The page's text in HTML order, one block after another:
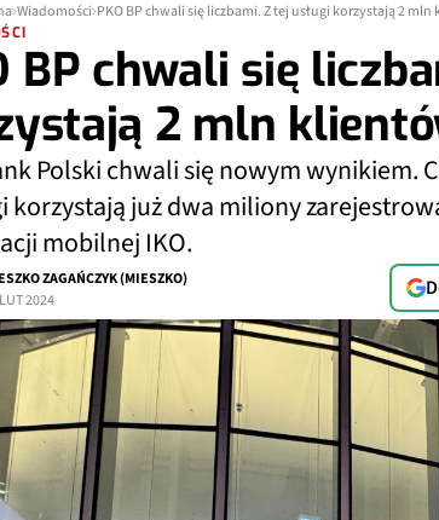
Wiadomości PKO BP chwali się liczbami. Z tej usługi korzystają 2
BP chwali się
2 mln
Polski chwali się nowym wynikiem.
korzystają już dwa miliony
mobilnej IKO.
ZAGAŃCZYK (MIESZKO)
2024